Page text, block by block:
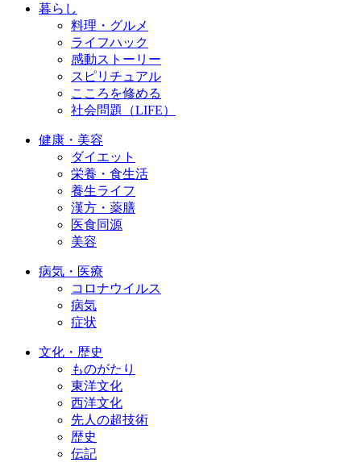
暮らし
料理・グルメ
ライフハック
感動ストーリー
スピリチュアル
こころを修める
社会問題（LIFE）
健康・美容
ダイエット
栄養・食生活
養生ライフ
漢方・薬膳
医食同源
美容
病気・医療
コロナウイルス
病気
症状
文化・歴史
ものがたり
東洋文化
西洋文化
先人の超技術
歴史
伝記